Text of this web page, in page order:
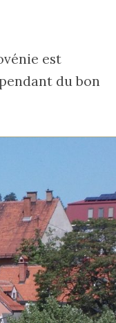
est
du bon